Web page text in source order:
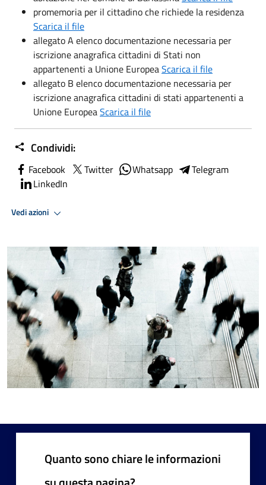
promemoria per il cittadino che richiede la residenza
Scarica il file
allegato A elenco documentazione necessaria per
iscrizione anagrafica cittadini di Stati non
appartenenti a Unione EuropeaScarica il file
allegato B elenco documentazione necessaria per
iscrizione anagrafica cittadini di stati appartenenti a
Unione EuropeaScarica il file
Condividi:
Facebook Twitter Whatsapp
Telegram
LinkedIn
Vedi azioni
Quanto sono chiare le informazioni